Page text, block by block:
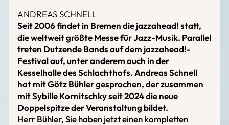
ANDREAS SCHNELL
Seit 2006 findet in Bremen die jazzahead! statt,
die weltweit größte Messe für Jazz-Musik. Parallel
treten Dutzende Bands auf dem jazzahead!-
Festival auf, unter anderem auch in der
Kesselhalle des Schlachthofs. Andreas Schnell
hat mit Götz Bühler gesprochen, der zusammen
mit Sybille Kornitschky seit 2024 die neue
Doppelspitze der Veranstaltung bildet.
Herr Bühler, Sie haben jetzt einen kompletten